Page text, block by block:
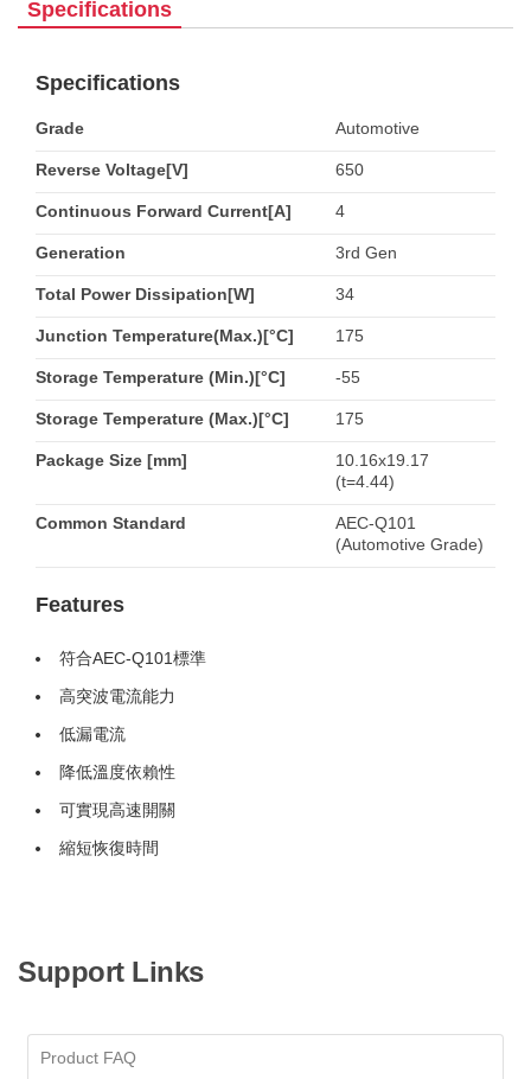
Specifications
Specifications
Grade Automotive
Reverse Voltage[V] 650
Continuous Forward Current[A] 4
Generation 3rd Gen
Total Power Dissipation[W] 34
Junction Temperature(Max.)[°C] 175
Storage Temperature (Min.)[°C] -55
Storage Temperature (Max.)[°C] 175
Package Size [mm]
10.16x19.17
(t=4.44)
Common Standard
AEC-Q101
(Automotive Grade)
Features
符合AEC-Q101標準
高突波電流能力
低漏電流
降低溫度依賴性
可實現高速開關
縮短恢復時間
Support Links
Product FAQ